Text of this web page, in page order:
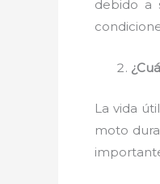
debido a
La vida
moto